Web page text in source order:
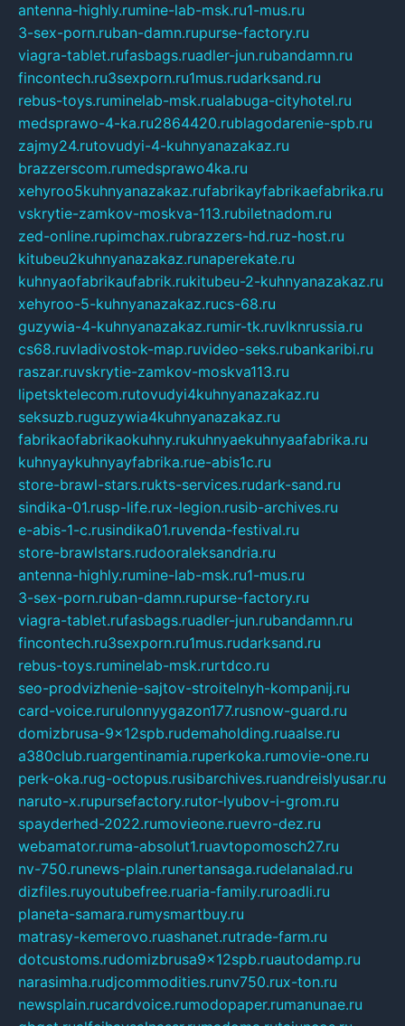
antenna-highly.rumine-lab-msk.ru1-mus.ru
3-sex-porn.ruban-damn.rupurse-factory.ru
viagra-tablet.rufasbags.ruadler-jun.rubandamn.ru
fincontech.ru3sexporn.ru1mus.rudarksand.ru
rebus-toys.ruminelab-msk.rualabuga-cityhotel.ru
medsprawo-4-ka.ru2864420.rublagodarenie-spb.ru
zajmy24.rutovudyi-4-kuhnyanazakaz.ru
brazzerscom.rumedsprawo4ka.ru
xehyroo5kuhnyanazakaz.rufabrikayfabrikaefabrika.ru
vskrytie-zamkov-moskva-113.rubiletnadom.ru
zed-online.rupimchax.rubrazzers-hd.ruz-host.ru
kitubeu2kuhnyanazakaz.runaperekate.ru
kuhnyaofabrikaufabrik.rukitubeu-2-kuhnyanazakaz.ru
xehyroo-5-kuhnyanazakaz.rucs-68.ru
guzywia-4-kuhnyanazakaz.rumir-tk.ruvlknrussia.ru
cs68.ruvladivostok-map.ruvideo-seks.rubankaribi.ru
raszar.ruvskrytie-zamkov-moskva113.ru
lipetsktelecom.rutovudyi4kuhnyanazakaz.ru
seksuzb.ruguzywia4kuhnyanazakaz.ru
fabrikaofabrikaokuhny.rukuhnyaekuhnyaafabrika.ru
kuhnyaykuhnyayfabrika.rue-abis1c.ru
store-brawl-stars.rukts-services.rudark-sand.ru
sindika-01.rusp-life.rux-legion.rusib-archives.ru
e-abis-1-c.rusindika01.ruvenda-festival.ru
store-brawlstars.rudooraleksandria.ru
antenna-highly.rumine-lab-msk.ru1-mus.ru
3-sex-porn.ruban-damn.rupurse-factory.ru
viagra-tablet.rufasbags.ruadler-jun.rubandamn.ru
fincontech.ru3sexporn.ru1mus.rudarksand.ru
rebus-toys.ruminelab-msk.rurtdco.ru
seo-prodvizhenie-sajtov-stroitelnyh-kompanij.ru
card-voice.rurulonnyygazon177.rusnow-guard.ru
domizbrusa-9x12spb.rudemaholding.ruaalse.ru
a380club.ruargentinamia.ruperkoka.rumovie-one.ru
perk-oka.rug-octopus.rusibarchives.ruandreislyusar.ru
naruto-x.rupursefactory.rutor-lyubov-i-grom.ru
spayderhed-2022.rumovieone.ruevro-dez.ru
webamator.ruma-absolut1.ruavtopomosch27.ru
nv-750.runews-plain.runertansaga.rudelanalad.ru
dizfiles.ruyoutubefree.ruaria-family.ruroadli.ru
planeta-samara.rumysmartbuy.ru
matrasy-kemerovo.ruashanet.rutrade-farm.ru
dotcustoms.rudomizbrusa9x12spb.ruautodamp.ru
narasimha.rudjcommodities.runv750.rux-ton.ru
newsplain.rucardvoice.rumodopaper.rumanunae.ru